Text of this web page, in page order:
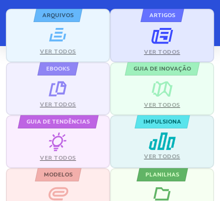
ARQUIVOS
VER TODOS
ARTIGOS
VER TODOS
EBOOKS
VER TODOS
GUIA DE INOVAÇÃO
VER TODOS
GUIA DE TENDÊNCIAS
VER TODOS
IMPULSIONA
VER TODOS
MODELOS PLANILHAS